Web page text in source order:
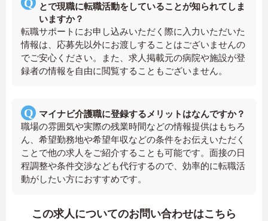
とで現職に転職活動をしていることが知られてしま
いますか？
転職サポートにお申し込みいただく際に入力いただいた
情報は、応募先以外にお渡しすることはございませんの
でご安心ください。また、求人掲載元の病院や施設が登
録者の情報を自由に閲覧することもございません。
マイナビ介護職に登録するメリットはなんですか？
職場の雰囲気や実際の残業時間などの情報提供はもちろ
ん、希望勤務地や希望年収などの条件をお伝えいただく
ことで他の求人をご紹介することも可能です。面接の日
程調整や条件交渉なども代行するので、効率的に転職活
動がしたい方におすすめです。
この求人についてのお問い合わせはこちら